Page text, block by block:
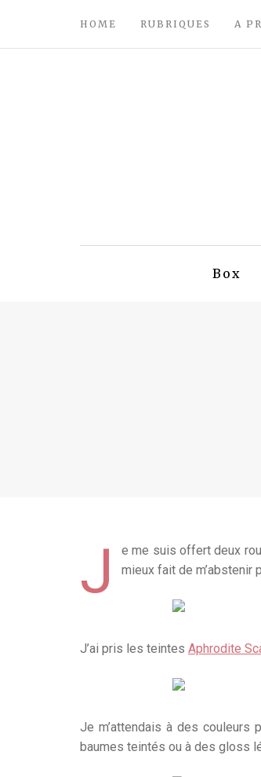
HOME RUBRIQUES A
Box
J e me suis offert deux
mieux fait de m’abstenir
J’ai pris les teintes Aphrodite
Je m’attendais à des couleurs
baumes teintés ou à des gloss